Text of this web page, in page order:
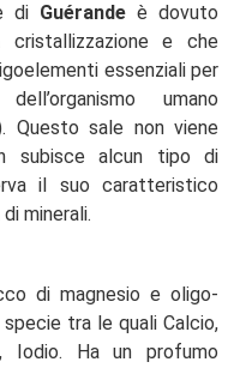
di Guérande è dovuto
e che
essenziali per
umano
Questo sale non viene
subisce alcun tipo di
il suo caratteristico
minerali.
di magnesio e oligo-
tra le quali Calcio,
Iodio. Ha un profumo